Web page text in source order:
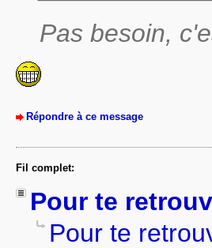
Pas besoin,
Répondre à ce message
Fil complet:
Pour te
Pour te